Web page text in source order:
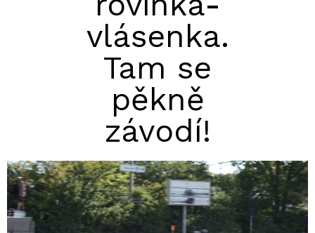
vlásenka.
Tam se
pěkně
závodí!